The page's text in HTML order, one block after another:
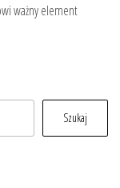
ważny element
Szukaj